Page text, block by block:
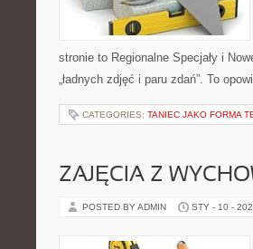
stronie to Regionalne Specjały i
„ładnych zdjęć i paru zdań”. To
CATEGORIES: TANIEC JAKO FORMA
ZAJĘCIA Z
POSTED BY ADMIN STY - 10 -